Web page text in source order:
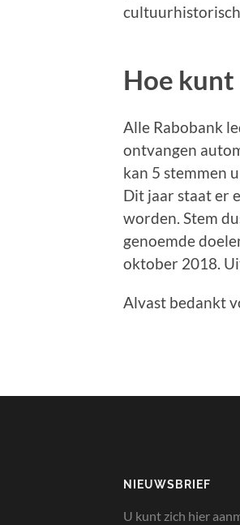
Hoe
Alle Rabobank
ontvangen
kan 5 stemmen
Dit jaar staat er
worden. Stem
genoemde
oktober 2018.
Alvast bedankt
NIEUWSBRIEF
U kunt zich hier